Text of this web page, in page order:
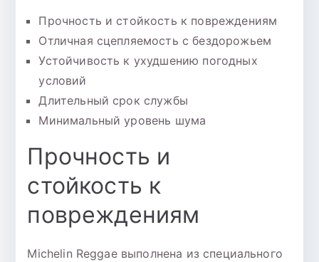
Прочность и стойкость к повреждениям
Отличная сцепляемость с бездорожьем
Устойчивость к ухудшению погодных
условий
Длительный срок службы
Минимальный уровень шума
Прочность и
стойкость к
повреждениям
Michelin Reggae выполнена из специального